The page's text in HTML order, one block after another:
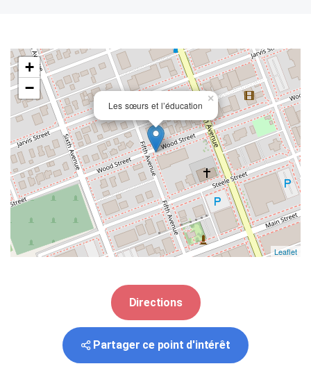
Les sœurs et l’éducation
×
+
−
Leaflet
Directions
Partager ce point d'intérêt